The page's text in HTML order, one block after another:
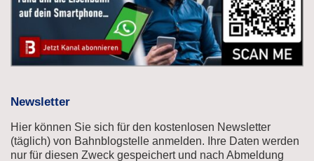
Newsletter
Hier können Sie sich für den kostenlosen Newsletter
(täglich) von Bahnblogstelle anmelden. Ihre Daten werden
nur für diesen Zweck gespeichert und nach Abmeldung